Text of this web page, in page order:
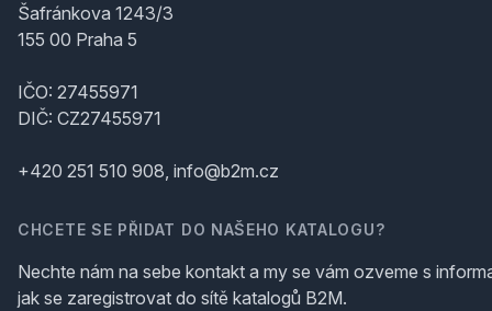
Šafránkova 1243/3
155 00 Praha 5
IČO: 27455971
DIČ: CZ27455971
+420 251 510 908, info@b2m.cz
CHCETE SE PŘIDAT DO NAŠEHO KATALOGU?
Nechte nám na sebe kontakt a my se vám ozveme s
jak se zaregistrovat do sítě katalogů B2M.